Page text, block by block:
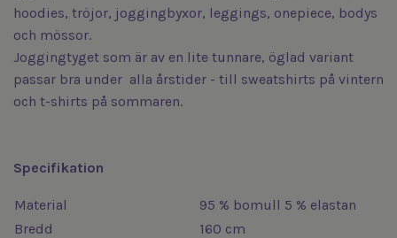
hoodies, tröjor, joggingbyxor, leggings, onepiece, bodys
och mössor.
Joggingtyget som är av en lite tunnare, öglad variant
passar bra under alla årstider - till sweatshirts på vintern
och t-shirts på sommaren.
Specifikation
Material
95 % bomull 5 % elastan
Bredd
160 cm